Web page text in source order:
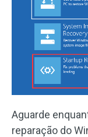
Aguarde
reparação do